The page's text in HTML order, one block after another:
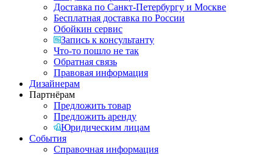
Доставка по Санкт-Петербургу и Москве
Бесплатная доставка по России
Обойкин сервис
Запись к консультанту
Что-то пошло не так
Обратная связь
Правовая информация
Дизайнерам
Партнёрам
Предложить товар
Предложить аренду
Юридическим лицам
События
Справочная информация